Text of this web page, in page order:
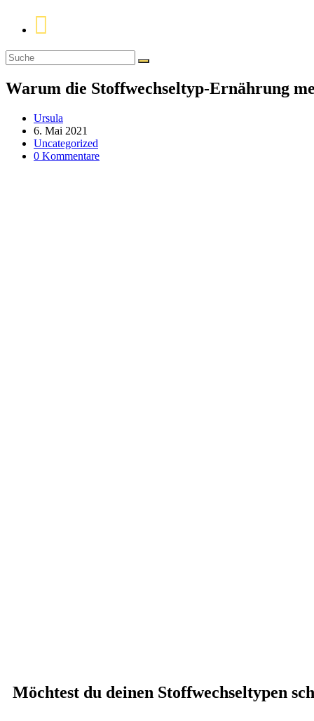
Warum die Stoffwechseltyp-Ernährung
Ursula
6. Mai 2021
Uncategorized
0 Kommentare
Möchtest du deinen Stoffwechseltypen